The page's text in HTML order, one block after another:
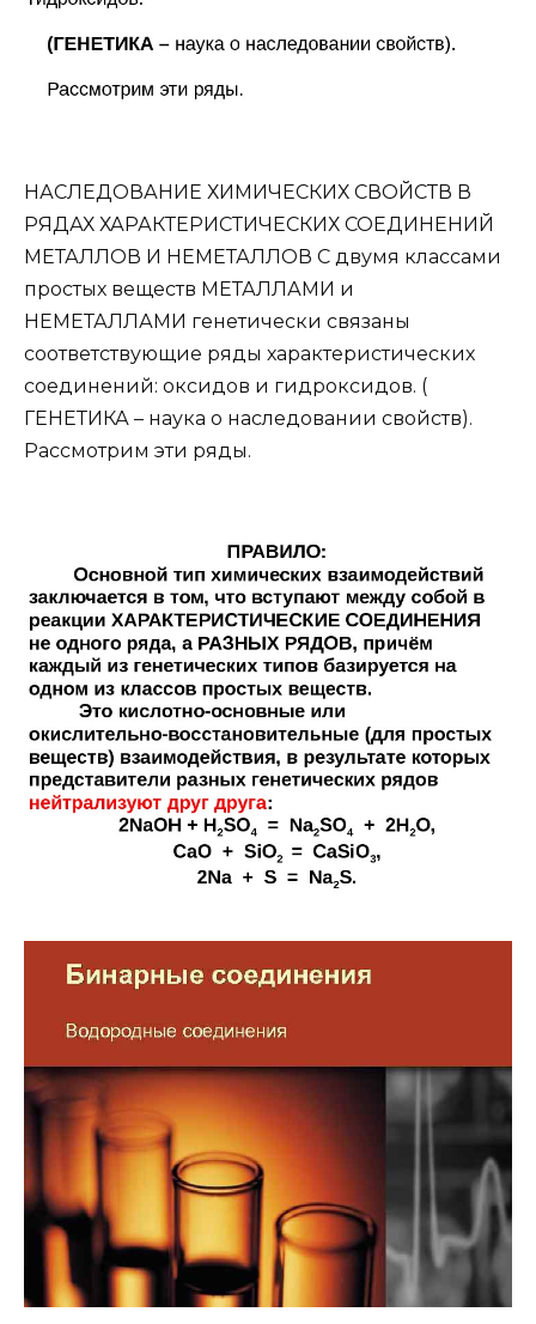
НАСЛЕДОВАНИЕ ХИМИЧЕСКИХ СВОЙСТВ В
РЯДАХ ХАРАКТЕРИСТИЧЕСКИХ СОЕДИНЕНИЙ
МЕТАЛЛОВ И НЕМЕТАЛЛОВ С двумя классами
простых веществ МЕТАЛЛАМИ и
НЕМЕТАЛЛАМИ генетически связаны
соответствующие ряды характеристических
соединений: оксидов и гидроксидов. (
ГЕНЕТИКА – наука о наследовании свойств).
Рассмотрим эти ряды.